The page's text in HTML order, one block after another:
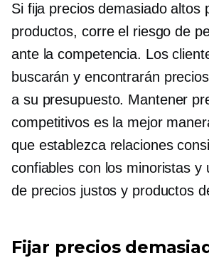
Si fija precios demasiado altos
productos, corre el riesgo de
ante la competencia. Los
buscarán y encontrarán
a su presupuesto. Mantener
competitivos es la mejor
que establezca relaciones
confiables con los minoristas y
de precios justos y productos
Fijar precios